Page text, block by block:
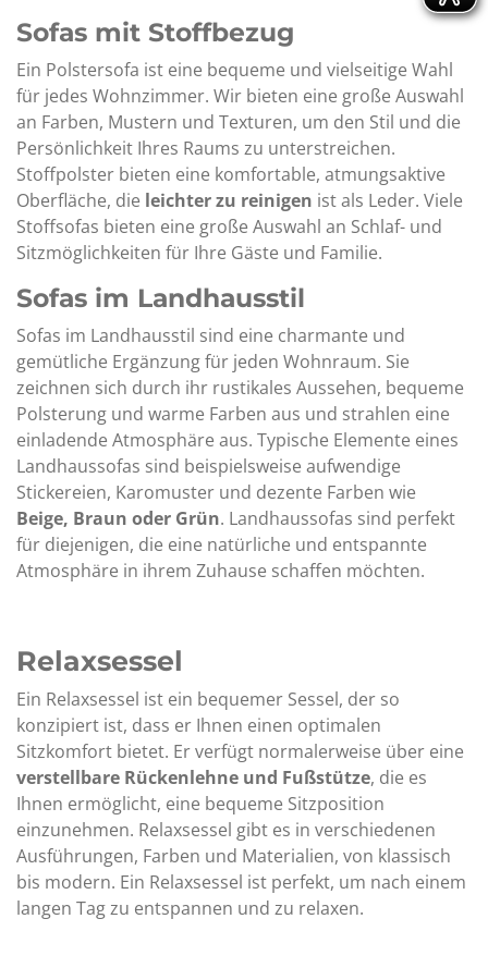
Sofas mit Stoffbezug
Ein Polstersofa ist eine bequeme und vielseitige Wahl
für jedes Wohnzimmer. Wir bieten eine große Auswahl
an Farben, Mustern und Texturen, um den Stil und die
Persönlichkeit Ihres Raums zu unterstreichen.
Stoffpolster bieten eine komfortable, atmungsaktive
Oberfläche, die leichter zu reinigen ist als Leder. Viele
Stoffsofas bieten eine große Auswahl an Schlaf- und
Sitzmöglichkeiten für Ihre Gäste und Familie.
Sofas im Landhausstil
Sofas im Landhausstil sind eine charmante und
gemütliche Ergänzung für jeden Wohnraum. Sie
zeichnen sich durch ihr rustikales Aussehen, bequeme
Polsterung und warme Farben aus und strahlen eine
einladende Atmosphäre aus. Typische Elemente eines
Landhaussofas sind beispielsweise aufwendige
Stickereien, Karomuster und dezente Farben wie
Beige, Braun oder Grün. Landhaussofas sind perfekt
für diejenigen, die eine natürliche und entspannte
Atmosphäre in ihrem Zuhause schaffen möchten.
Relaxsessel
Ein Relaxsessel ist ein bequemer Sessel, der so
konzipiert ist, dass er Ihnen einen optimalen
Sitzkomfort bietet. Er verfügt normalerweise über eine
verstellbare Rückenlehne und Fußstütze, die es
Ihnen ermöglicht, eine bequeme Sitzposition
einzunehmen. Relaxsessel gibt es in verschiedenen
Ausführungen, Farben und Materialien, von klassisch
bis modern. Ein Relaxsessel ist perfekt, um nach einem
langen Tag zu entspannen und zu relaxen.